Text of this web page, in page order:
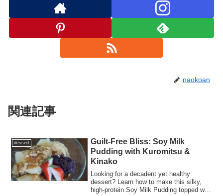
naokoan
関連記事
dessert
Guilt-Free Bliss: Soy Milk
Pudding with Kuromitsu &
Kinako
Looking for a decadent yet healthy
dessert? Learn how to make this silky,
high-protein Soy Milk Pudding topped with